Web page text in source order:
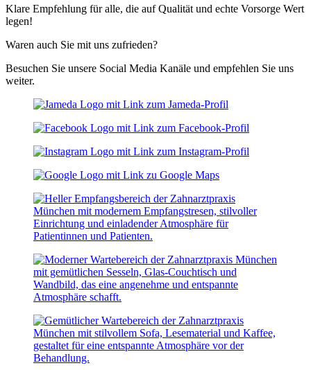
Klare Empfehlung für alle, die auf Qualität und echte Vorsorge Wert
legen!
Waren auch Sie mit uns zufrieden?
Besuchen Sie unsere Social Media Kanäle und empfehlen Sie uns
weiter.